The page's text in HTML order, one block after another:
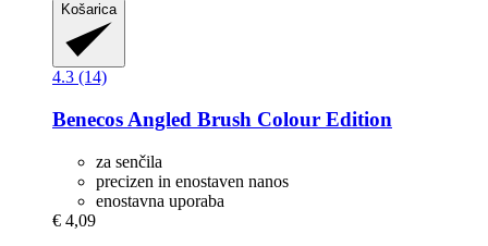
Košarica
4.3 (14)
Benecos Angled Brush Colour Edition
za senčila
precizen in enostaven nanos
enostavna uporaba
€ 4,09